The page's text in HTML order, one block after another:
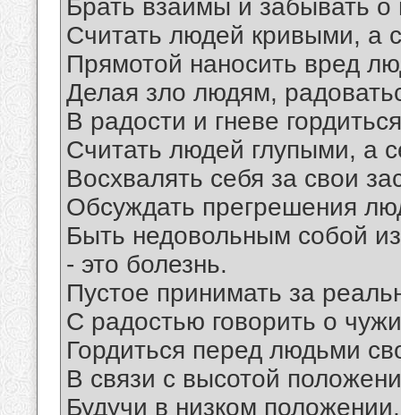
Брать взаймы и забывать о
Считать людей кривыми, а
Прямотой наносить вред
Делая зло людям,
В радости и гневе
Считать людей глупыми, а
Восхвалять себя за свои
Обсуждать прегрешения
Быть недовольным собой
- это болезнь.
Пустое принимать за
С радостью говорить о
Гордиться перед людьми
В связи с высотой
Будучи в низком